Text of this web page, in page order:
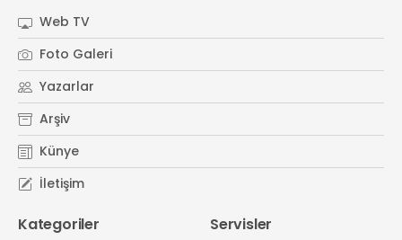
Web TV
Foto Galeri
Yazarlar
Arşiv
Künye
İletişim
Kategoriler Servisler